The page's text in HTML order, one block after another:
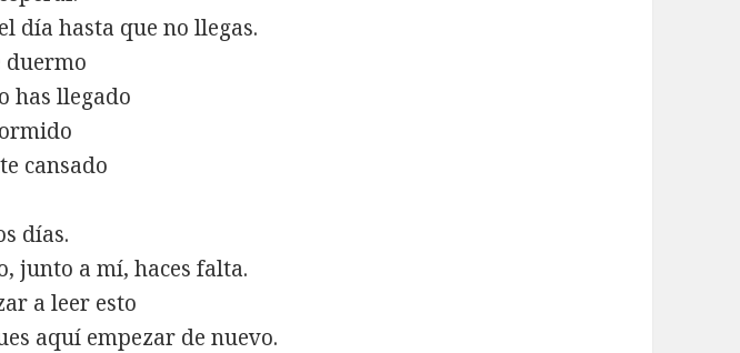
día hasta que no llegas.
duermo
has llegado
cansado
días.
junto a mí, haces falta.
a leer esto
aquí empezar de nuevo.